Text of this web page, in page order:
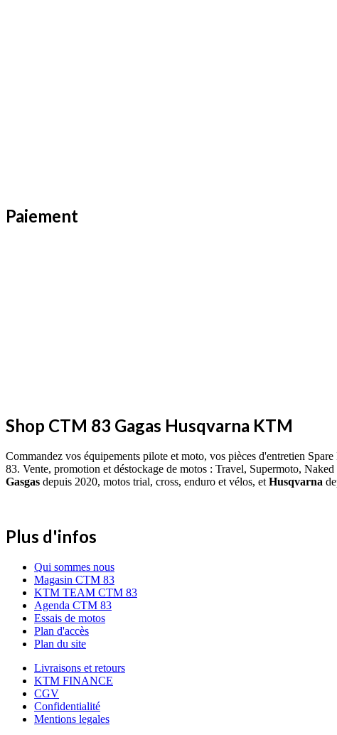
Paiement
Shop CTM 83 Gagas Husqvarna KTM
Commandez vos équipements pilote et moto, vos pièces d'entretien Spare
83. Vente, promotion et déstockage de motos : Travel, Supermoto,
Gasgas depuis 2020, motos trial, cross, enduro et vélos, et Husqvarna
Plus d'infos
Qui sommes nous
Magasin CTM 83
KTM TEAM CTM 83
Agenda CTM 83
Essais de motos
Plan d'accès
Plan du site
Livraisons et retours
KTM FINANCE
CGV
Confidentialité
Mentions legales